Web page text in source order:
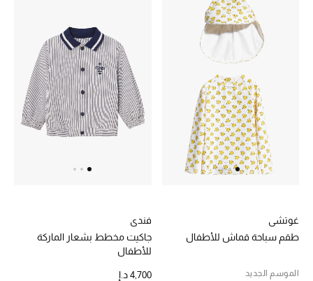
أبرز المصممين
غرفة الطعام
الديكورات والإكسسوارات
الشراشف
أجهزة المطبخ والمنزل
غوتشي
طقم سباحة قماش للأطفال
الموسم الجديد
فندي
جاكيت مخطط بشعار الماركة
للأطفال
4,700 د.إ